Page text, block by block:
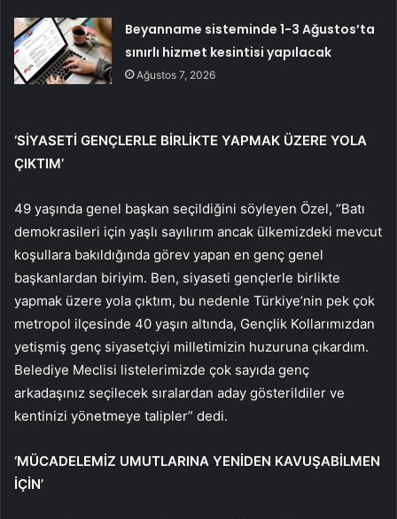
Beyanname sisteminde 1-3 Ağustos’ta
sınırlı hizmet kesintisi yapılacak
Ağustos 7, 2026
‘SİYASETİ GENÇLERLE BİRLİKTE YAPMAK ÜZERE YOLA
ÇIKTIM’
49 yaşında genel başkan seçildiğini söyleyen Özel, “Batı
demokrasileri için yaşlı sayılırım ancak ülkemizdeki mevcut
koşullara bakıldığında görev yapan en genç genel
başkanlardan biriyim. Ben, siyaseti gençlerle birlikte
yapmak üzere yola çıktım, bu nedenle Türkiye’nin pek çok
metropol ilçesinde 40 yaşın altında, Gençlik Kollarımızdan
yetişmiş genç siyasetçiyi milletimizin huzuruna çıkardım.
Belediye Meclisi listelerimizde çok sayıda genç
arkadaşınız seçilecek sıralardan aday gösterildiler ve
kentinizi yönetmeye talipler” dedi.
‘MÜCADELEMİZ UMUTLARINA YENİDEN KAVUŞABİLMEN
İÇİN’